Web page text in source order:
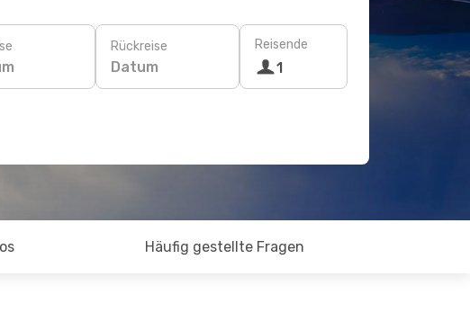
Rückreise
Datum
Reisende
1
Häufig gestellte Fragen